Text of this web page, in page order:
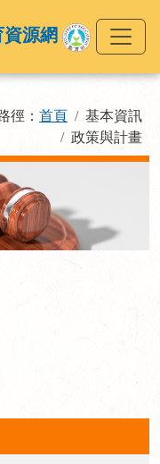
源網
徑： 首頁
基本資訊
政策與計畫